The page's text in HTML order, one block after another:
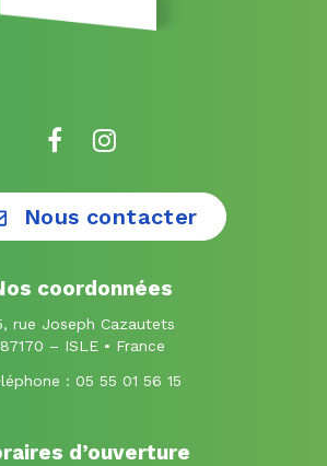
Lien
le
Facebook
le
Instagram
Nous contacter
coordonnées
rue Joseph Cazautets
87170 – ISLE • France
: 05 55 01 56 15
d’ouverture